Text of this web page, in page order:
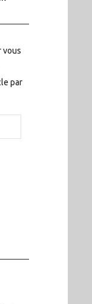
vous
par